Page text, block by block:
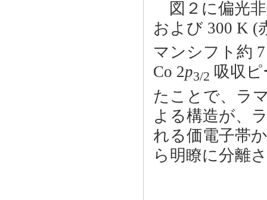
図２に偏光非
および 300 K (
マンシフト約
Co 2p3/2 吸収
たことで、ラ
よる構造が、
れる価電子帯
ら明瞭に分離